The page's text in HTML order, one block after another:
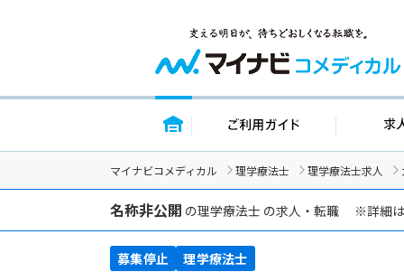
トップページ ご利用ガイ
マイナビコメディカル 理学療法士 理学療法士求人
名称非公開 の理学療法士 の求人・転職 ※詳細
募集停止 理学療法士